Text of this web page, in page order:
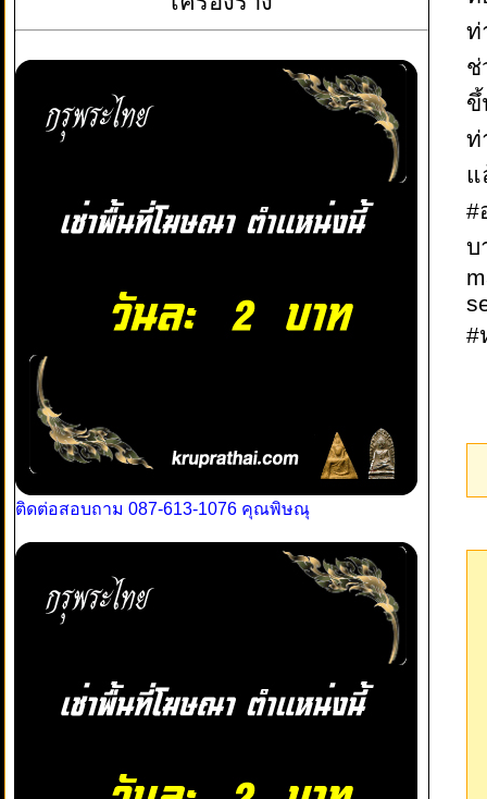
ติดต่อสอบถาม 087-613-1076 คุณพิษณุ
ท่
ช่
ขึ้
ท่
แ
#
บ
#